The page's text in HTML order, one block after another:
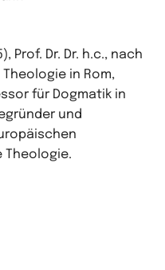
Prof. Dr. Dr. h.c., nach
in Rom,
für Dogmatik in
und
Theologie.